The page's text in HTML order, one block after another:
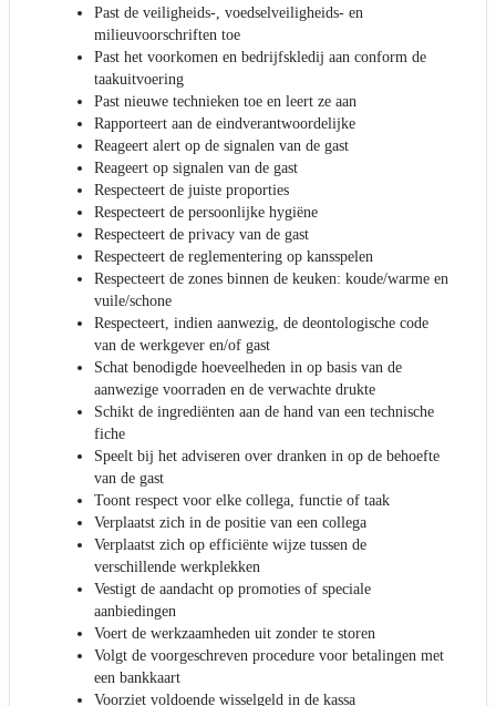
Past de veiligheids-, voedselveiligheids- en
milieuvoorschriften toe
Past het voorkomen en bedrijfskledij aan conform de
taakuitvoering
Past nieuwe technieken toe en leert ze aan
Rapporteert aan de eindverantwoordelijke
Reageert alert op de signalen van de gast
Reageert op signalen van de gast
Respecteert de juiste proporties
Respecteert de persoonlijke hygiëne
Respecteert de privacy van de gast
Respecteert de reglementering op kansspelen
Respecteert de zones binnen de keuken: koude/warme en
vuile/schone
Respecteert, indien aanwezig, de deontologische code
van de werkgever en/of gast
Schat benodigde hoeveelheden in op basis van de
aanwezige voorraden en de verwachte drukte
Schikt de ingrediënten aan de hand van een technische
fiche
Speelt bij het adviseren over dranken in op de behoefte
van de gast
Toont respect voor elke collega, functie of taak
Verplaatst zich in de positie van een collega
Verplaatst zich op efficiënte wijze tussen de
verschillende werkplekken
Vestigt de aandacht op promoties of speciale
aanbiedingen
Voert de werkzaamheden uit zonder te storen
Volgt de voorgeschreven procedure voor betalingen met
een bankkaart
Voorziet voldoende wisselgeld in de kassa